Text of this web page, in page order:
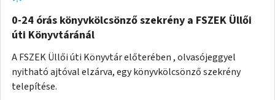
fenntartásához, évi 14-16 millió Ft-tal. A program hosszú
távú fenntarthatósága úgy lenne megvalósítható. hogy
részben "Támogató szolgálat" normatív támogatásából,
részben pedig a jelen pályázat által biztosított összegből.
A programban 8-10 szakember (gyógypedagógus,
pszichológus) működne közre. Fontos cél lenne, hogy
0-24 órás könyvkölcsönző szekrény a FSZEK Üllői
úti Könyvtáránál
A FSZEK Üllői úti Könyvtár előterében , olvasójeggyel
nyitható ajtóval elzárva, egy könyvkölcsönző szekrény
telepítése.